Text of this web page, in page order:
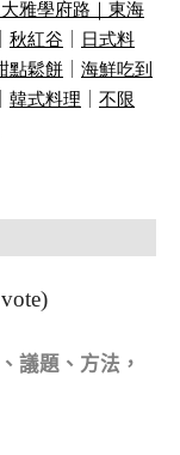
大雅學府路｜ 東海
秋紅谷
日式料
點鬆餅
海鮮吃到
韓式料理
不限
議題、方法，